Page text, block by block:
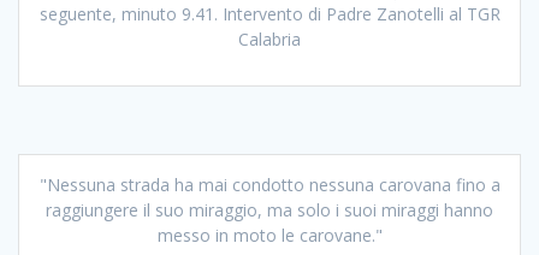
seguente, minuto 9.41. Intervento di Padre Zanotelli al TGR
Calabria
"Nessuna strada ha mai condotto nessuna carovana fino a
raggiungere il suo miraggio, ma solo i suoi miraggi hanno
messo in moto le carovane."